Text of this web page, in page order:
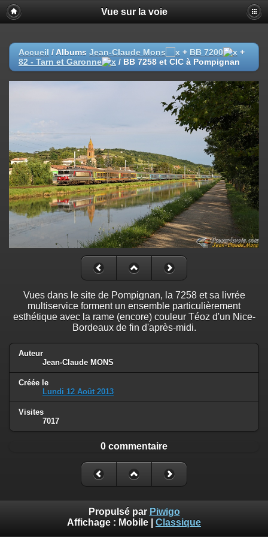
Vue sur la voie
Accueil / Albums Jean-Claude Mons + BB 7200
+
82 - Tarn et Garonne
/ BB 7258 et CIC à Pompignan
Vues dans le site de Pompignan, la 7258 et sa livrée
multiservice forment un ensemble particulièrement
esthétique avec la rame (encore) couleur Téoz d'un Nice-
Bordeaux de fin d'après-midi.
Auteur
Jean-Claude MONS
Créée le
Lundi 12 Août 2013
Visites
7017
0 commentaire
Propulsé par Piwigo
Affichage : Mobile Classique